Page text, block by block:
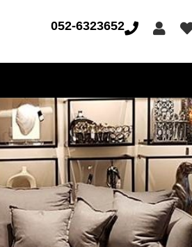
052-6323652